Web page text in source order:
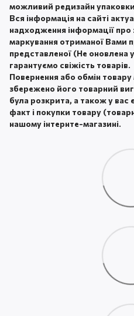
можливий редизайн
Вся інформація на сайті
надходження інформації про
маркування отриманої Вами
представленої (Не оновлена
гарантуємо свіжість товарів.
Повернення або обмін
збережено його товарний
була розкрита, а також у
факт і покупки товару
нашому інтернте-магазині.